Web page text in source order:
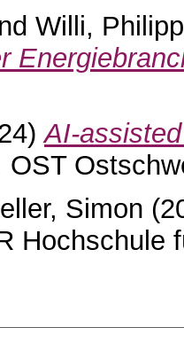
Willi,
AI-
OST
Simon
Hochschule